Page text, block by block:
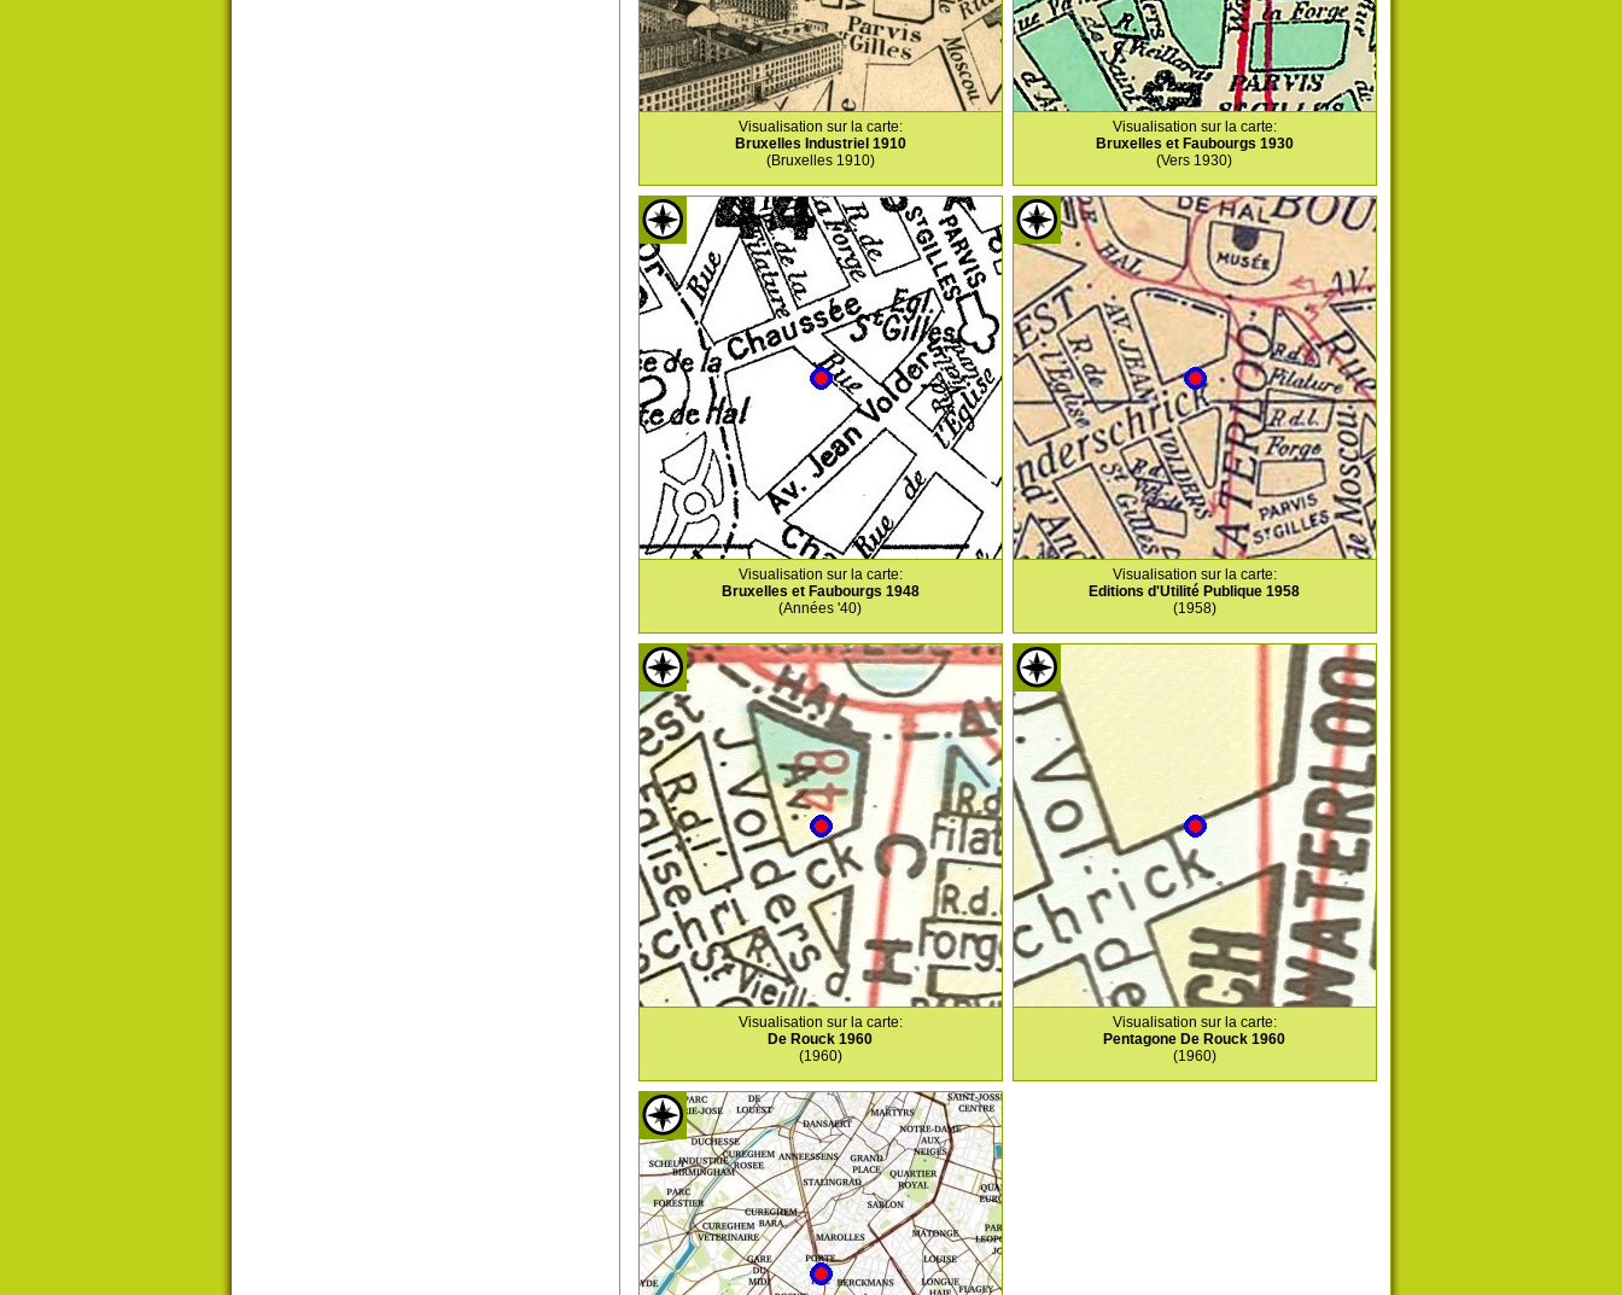
Visualisation sur la carte:
Bruxelles Industriel 1910
(Bruxelles 1910)
Visualisation sur la carte:
Bruxelles et Faubourgs 1930
(Vers 1930)
Visualisation sur la carte:
Bruxelles et Faubourgs 1948
(Années '40)
Visualisation sur la carte:
Editions d'Utilité Publique 1958
(1958)
Visualisation sur la carte:
De Rouck 1960
(1960)
Visualisation sur la carte:
Pentagone De Rouck 1960
(1960)